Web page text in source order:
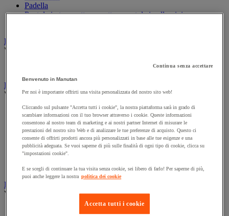
Padella
Pentola in terracotta, cocotte e pentola in alluminio
Decorazione per ambienti di ristorazione
Vedi tutte le categorie
Forno e apparecchi di cottura
Vedi tutte le categorie
Barbecue e accessori
Cucina e piano cottura
Cuoci uova e bollitori
Forno e forno a microonde
Griglia
Plancha
Raclette e fonduta
Frigorifero e gestione del freddo
Vedi tutte le categorie
Continua senza accettare
Benvenuto in Manutan
Per noi è importante offrirti una visita personalizzata del nostro sito web!
Cliccando sul pulsante "Accetta tutti i cookie", la nostra piattaforma sarà in grado di
scambiare informazioni con il tuo browser attraverso i cookie. Queste informazioni
consentono al nostro team di marketing e ai nostri partner Internet di misurare le
prestazioni del nostro sito Web e di analizzare le tue preferenze di acquisto. Questo ci
consente di offrirti prodotti ancora più personalizzati in base alle tue esigenze e una
pubblicità adeguata. Se vuoi saperne di più sulle finalità di ogni tipo di cookie, clicca su
"impostazioni cookie".
E se scegli di continuare la tua visita senza cookie, sei libero di farlo! Per saperne di più,
puoi anche leggere la nostra politica dei cookie
Accetta tutti i cookie